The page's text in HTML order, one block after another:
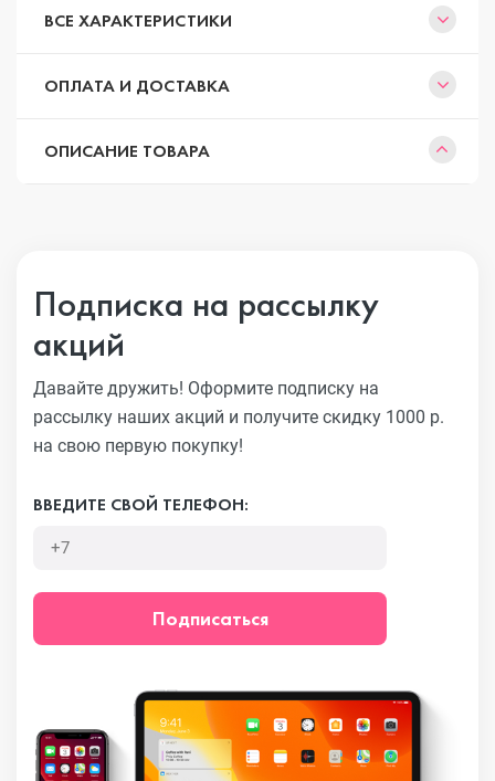
ВСЕ ХАРАКТЕРИСТИКИ
ОПЛАТА И ДОСТАВКА
ОПИСАНИЕ ТОВАРА
Подписка на рассылку
акций
Давайте дружить! Оформите подписку на
рассылку наших акций и получите скидку 1000 р.
на свою первую покупку!
ВВЕДИТЕ СВОЙ ТЕЛЕФОН:
Подписаться